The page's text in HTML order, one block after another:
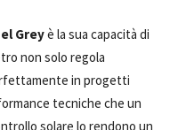
Greyè la sua capacità di
non solo regola
in progetti
tecniche che un
solare lo rendono un